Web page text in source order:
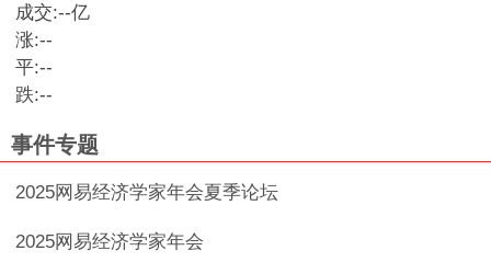
成交:--亿
涨:--
平:--
跌:--
事件专题
2025网易经济学家年会夏季论坛
2025网易经济学家年会